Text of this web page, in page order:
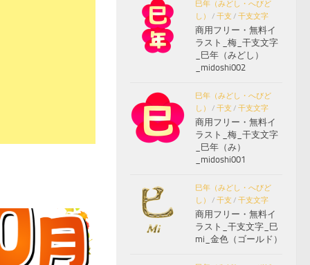
巳年（みどし・へびど
し）
/ 干支 / 干支文字
商用フリー・無料イ
ラスト_梅_干支文字
_巳年（みどし）
_midoshi002
巳年（みどし・へびど
し）
/ 干支 / 干支文字
商用フリー・無料イ
ラスト_梅_干支文字
_巳年（み）
_midoshi001
巳年（みどし・へびど
し）
/ 干支 / 干支文字
商用フリー・無料イ
ラスト_干支文字_巳
mi_金色（ゴールド）